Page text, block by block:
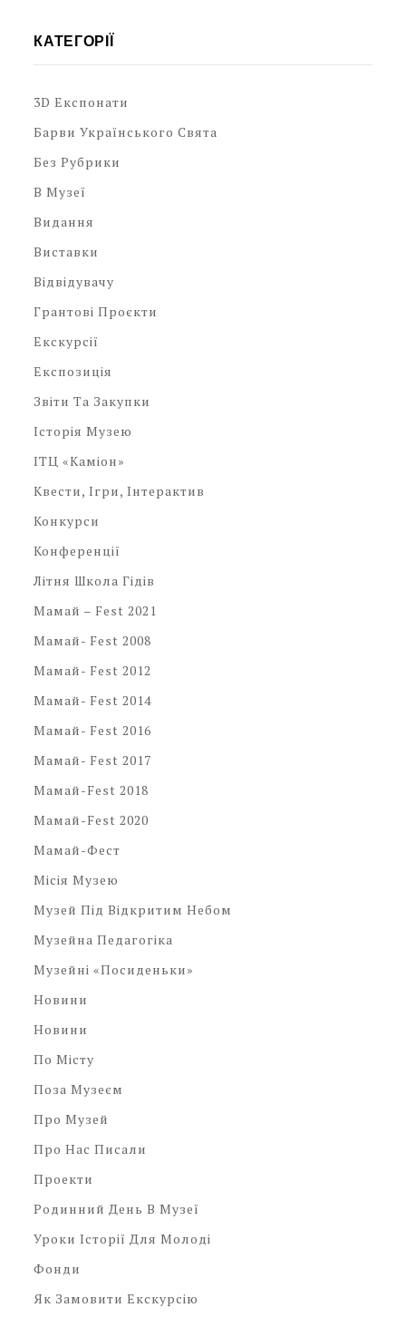
КАТЕГОРІЇ
3D Експонати
Барви Українського Свята
Без Рубрики
В Музеї
Видання
Виставки
Відвідувачу
Грантові Проєкти
Екскурсії
Експозиція
Звіти Та Закупки
Історія Музею
ІТЦ «Каміон»
Квести, Ігри, Інтерактив
Конкурси
Конференції
Літня Школа Гідів
Мамай – Fest 2021
Мамай- Fest 2008
Мамай- Fest 2012
Мамай- Fest 2014
Мамай- Fest 2016
Мамай- Fest 2017
Мамай-Fest 2018
Мамай-Fest 2020
Мамай-Фест
Місія Музею
Музей Під Відкритим Небом
Музейна Педагогіка
Музейні «посиденьки»
Новини
Новини
По Місту
Поза Музеєм
Про Музей
Про Нас Писали
Проекти
Родинний День В Музеї
Уроки Історії Для Молоді
Фонди
Як Замовити Екскурсію